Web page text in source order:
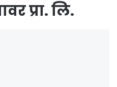
प्रा. लि.